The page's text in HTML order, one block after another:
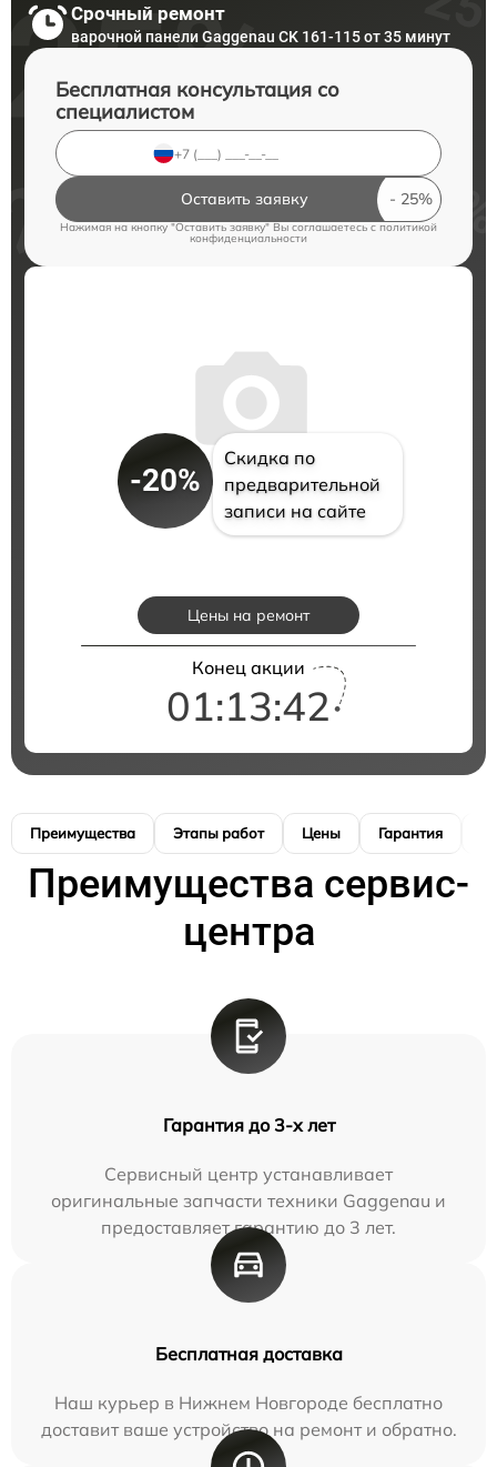
Срочный ремонт
варочной панели Gaggenau CK 161-115 от 35 минут
Бесплатная консультация со
специалистом
Оставить заявку
Нажимая на кнопку "Оставить заявку" Вы соглашаетесь cполитикой
конфиденциальности
-20%
Скидка по
предварительной
записи на сайте
Цены на ремонт
Конец акции
01:13:42
Преимущества Этапы работ Цены Гарантия
Преимущества сервис-
центра
Гарантия до 3-х лет
Сервисный центр устанавливает
оригинальные запчасти техники Gaggenau и
предоставляет гарантию до 3 лет.
Бесплатная доставка
Наш курьер в Нижнем Новгороде бесплатно
доставит ваше устройство на ремонт и обратно.